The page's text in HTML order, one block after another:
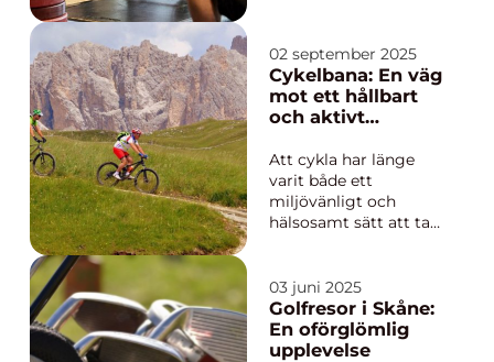
träningen blir av. I
Hudiksvall finns flera
möjligheter för den
som vill komma
styrka eller bara orka
mer i vardagen. F...
02 september 2025
Cykelbana: En väg
mot ett hållbart
och aktivt
Att cykla har länge
varit både ett
miljövänligt och
hälsosamt sätt att ta
breder ut sig över
hela världen, inte
minst i Sverige. I
denna artikel
03 juni 2025
Golfresor i Skåne:
En oförglömlig
upplevelse